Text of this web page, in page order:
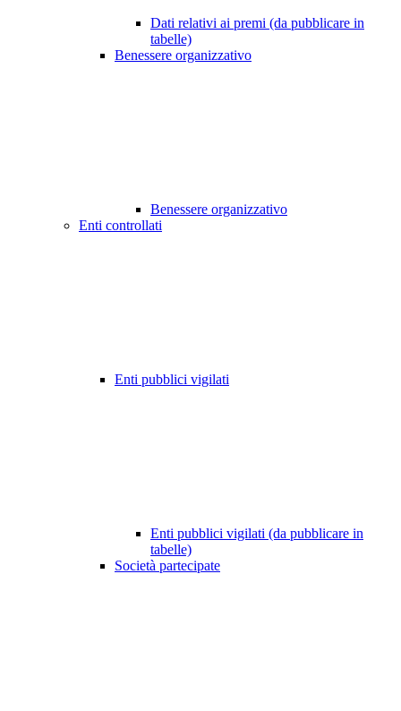
Dati relativi ai premi (da pubblicare in
tabelle)
Benessere organizzativo
Benessere organizzativo
Enti controllati
Enti pubblici vigilati
Enti pubblici vigilati (da pubblicare in
tabelle)
Società partecipate